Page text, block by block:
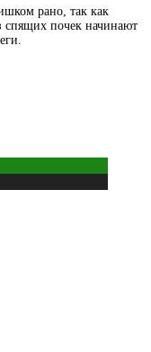
рано, так как
спящих почек начинают